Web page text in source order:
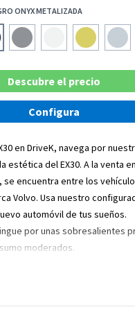
ONYX METALIZADA
Descubre el precio
Configura
en DriveK, navega por
estética del EX30. A la venta
se encuentra entre los
Volvo. Usa nuestro
automóvil de tus sueños.
por unas sobresalientes
moderados.